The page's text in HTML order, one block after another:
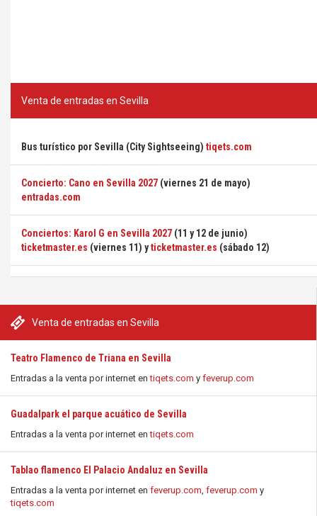
Venta de entradas en Sevilla
Teatro Flamenco de Triana en Sevilla
Entradas a la venta por internet entiqets.com y feverup.com
Guadalpark el parque acuático de Sevilla
Entradas a la venta por internet entiqets.com
Tablao flamenco El Palacio Andaluz en Sevilla
Entradas a la venta por internet en feverup.com, feverup.com y
tiqets.com
Venta de entradas en Sevilla
Bus turístico por Sevilla (City Sightseeing) tiqets.com
Concierto: Cano en Sevilla 2027 (viernes 21 de mayo)
entradas.com
Conciertos: Karol G en Sevilla 2027 (11 y 12 de junio)
ticketmaster.es (viernes 11) yticketmaster.es (sábado 12)